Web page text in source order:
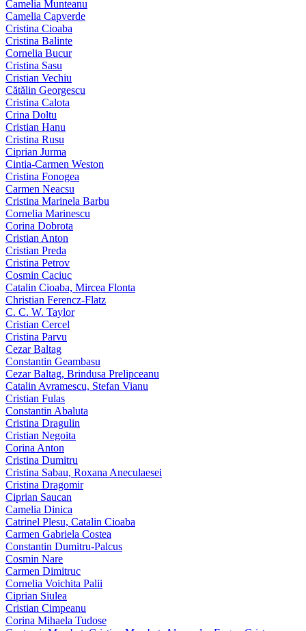
Camelia Munteanu
Camelia Capverde
Cristina Cioaba
Cristina Balinte
Cornelia Bucur
Cristina Sasu
Cristian Vechiu
Cătălin Georgescu
Cristina Calota
Crina Doltu
Cristian Hanu
Cristina Rusu
Ciprian Jurma
Cintia-Carmen Weston
Cristina Fonogea
Carmen Neacsu
Cristina Marinela Barbu
Cornelia Marinescu
Corina Dobrota
Cristian Anton
Cristian Preda
Cristina Petrov
Cosmin Caciuc
Catalin Cioaba, Mircea Flonta
Christian Ferencz-Flatz
C. C. W. Taylor
Cristian Cercel
Cristina Parvu
Cezar Baltag
Constantin Geambasu
Cezar Baltag, Brindusa Prelipceanu
Catalin Avramescu, Stefan Vianu
Cristian Fulas
Constantin Abaluta
Cristina Dragulin
Cristian Negoita
Corina Anton
Cristina Dumitru
Cristina Sabau, Roxana Aneculaesei
Cristina Dragomir
Ciprian Saucan
Camelia Dinica
Catrinel Plesu, Catalin Cioaba
Carmen Gabriela Costea
Constantin Dumitru-Palcus
Cosmin Nare
Carmen Dimitruc
Cornelia Voichita Palii
Ciprian Siulea
Cristian Cimpeanu
Corina Mihaela Tudose